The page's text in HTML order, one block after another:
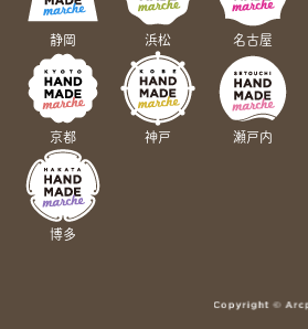
静岡 浜松 名古屋
京都 神戸 瀬戸内
博多